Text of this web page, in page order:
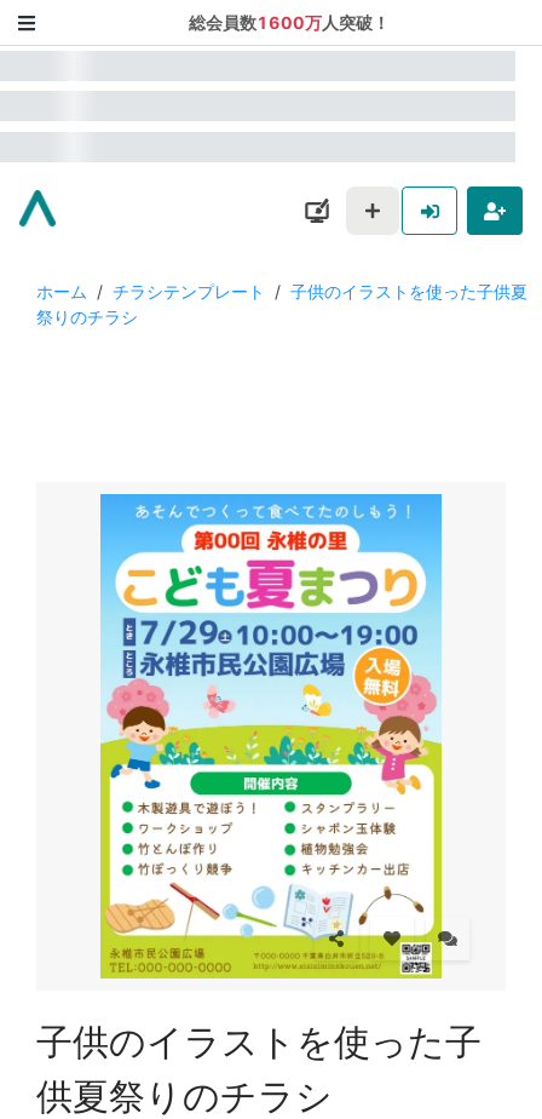
総会員数1600万人突破！
ホーム / チラシテンプレート / 子供のイラストを使った子供夏
祭りのチラシ
子供のイラストを使った子
供夏祭りのチラシ